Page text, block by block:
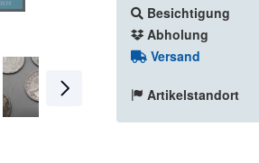
Besichtigung
Abholung
Versand
Artikelstandort